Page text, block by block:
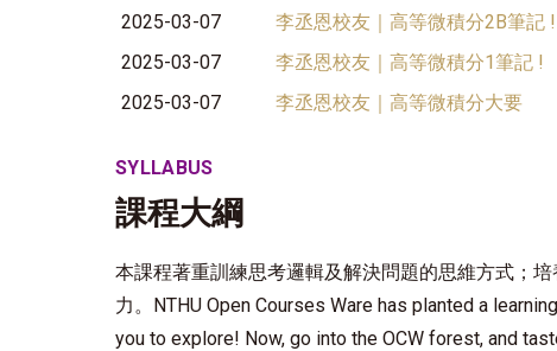
2025-03-07
李丞恩校友｜高等微積分2B筆記 !
2025-03-07
李丞恩校友｜高等微積分1筆記 !
2025-03-07
李丞恩校友｜高等微積分大要
SYLLABUS
課程大綱
本課程著重訓練思考邏輯及解決問題的思維方式；
力。NTHU Open Courses Ware has planted a
you to explore! Now, go into the OCW forest, and